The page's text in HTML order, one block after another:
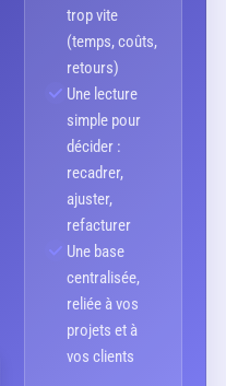
trop vite
(temps, coûts,
retours)
Une lecture
simple pour
décider :
recadrer,
ajuster,
refacturer
Une base
centralisée,
reliée à vos
projets et à
vos clients